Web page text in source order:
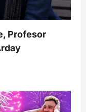
Profesor